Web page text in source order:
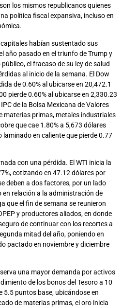
los mismos republicanos quienes
política fiscal expansiva, incluso en
habían sustentado sus
año pasado en el triunfo de Trump y
el fracaso de su ley de salud
al inicio de la semana. El Dow
de 0.60% al ubicarse en 20,472.1
pierde 0.60% al ubicarse en 2,330.23
de la Bolsa Mexicana de Valores
materias primas, metales industriales
que cae 1.80% a 5,673 dólares
laminado en caliente que pierde 0.77
con una pérdida. El WTI inicia la
cotizando en 47.12 dólares por
deben a dos factores, por un lado
en relación a la administración de
que el fin de semana se reunieron
y productores aliados, en donde
de continuar con los recortes a
mitad del año, poniendo en
pactado en noviembre y diciembre
una mayor demanda por activos
de los bonos del Tesoro a 10
5.5 puntos base, ubicándose en
de materias primas, el oro inicia